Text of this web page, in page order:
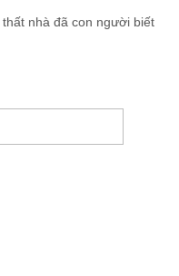
nhà đã con người biết